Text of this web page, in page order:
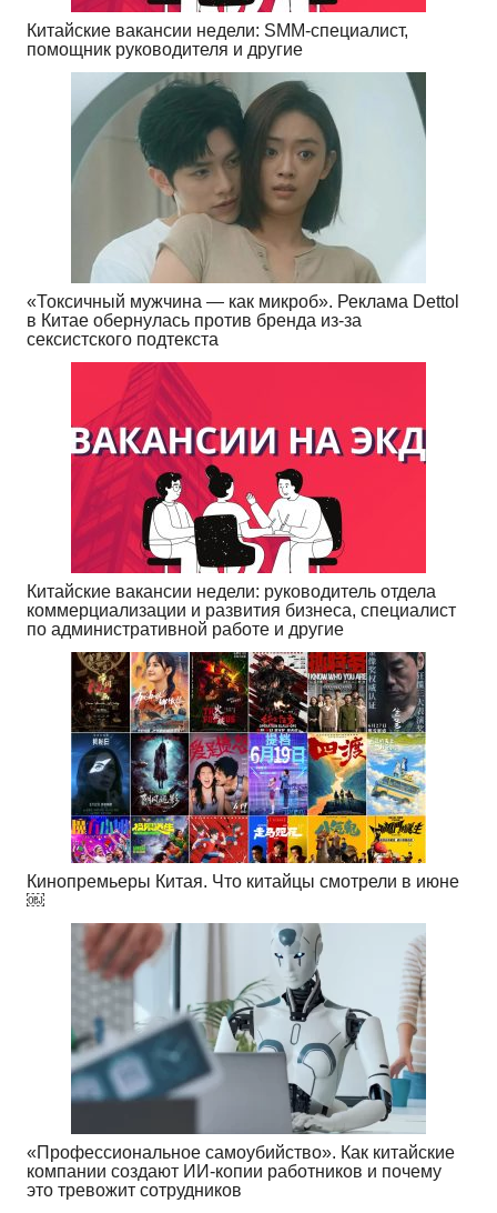
Китайские вакансии недели: SMM-специалист,
помощник руководителя и другие
«Токсичный мужчина — как микроб». Реклама Dettol
в Китае обернулась против бренда из-за
сексистского подтекста
Китайские вакансии недели: руководитель отдела
коммерциализации и развития бизнеса, специалист
по административной работе и другие
Кинопремьеры Китая. Что китайцы смотрели в июне
￼
«Профессиональное самоубийство». Как китайские
компании создают ИИ-копии работников и почему
это тревожит сотрудников